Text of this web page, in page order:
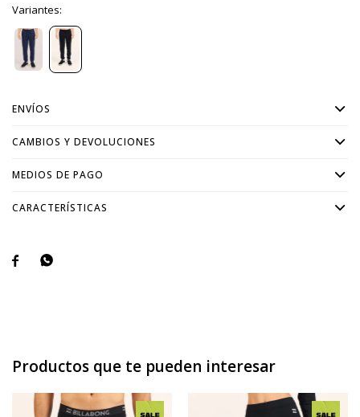
Variantes:
ENVÍOS
CAMBIOS Y DEVOLUCIONES
MEDIOS DE PAGO
CARACTERÍSTICAS
 
Productos que te pueden interesar